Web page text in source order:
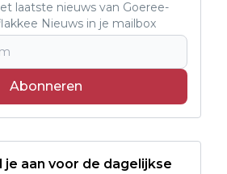
laatste nieuws van Goeree-
Nieuws in je mailbox
Abonneren
je aan voor de dagelijkse